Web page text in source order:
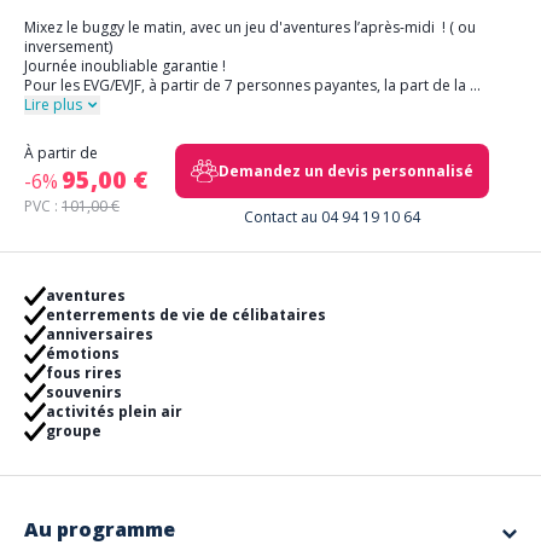
Mixez le buggy le matin, avec un jeu d'aventures l’après-midi ! ( ou
inversement)
Journée inoubliable garantie !
Pour les EVG/EVJF, à partir de 7 personnes payantes, la part de la ...
Lire plus
À partir de
-6% 95,00 €
PVC : 101,00 €
Demandez un devis personnalisé
Contact au 04 94 19 10 64
aventures
enterrements de vie de célibataires
anniversaires
émotions
fous rires
souvenirs
activités plein air
groupe
Au programme